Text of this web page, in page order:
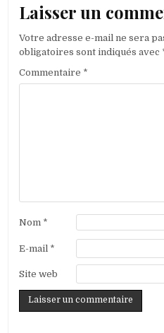
Laisser un
Votre adresse e-mail ne sera
obligatoires sont indiqués avec
Commentaire *
Nom *
E-mail *
Site web